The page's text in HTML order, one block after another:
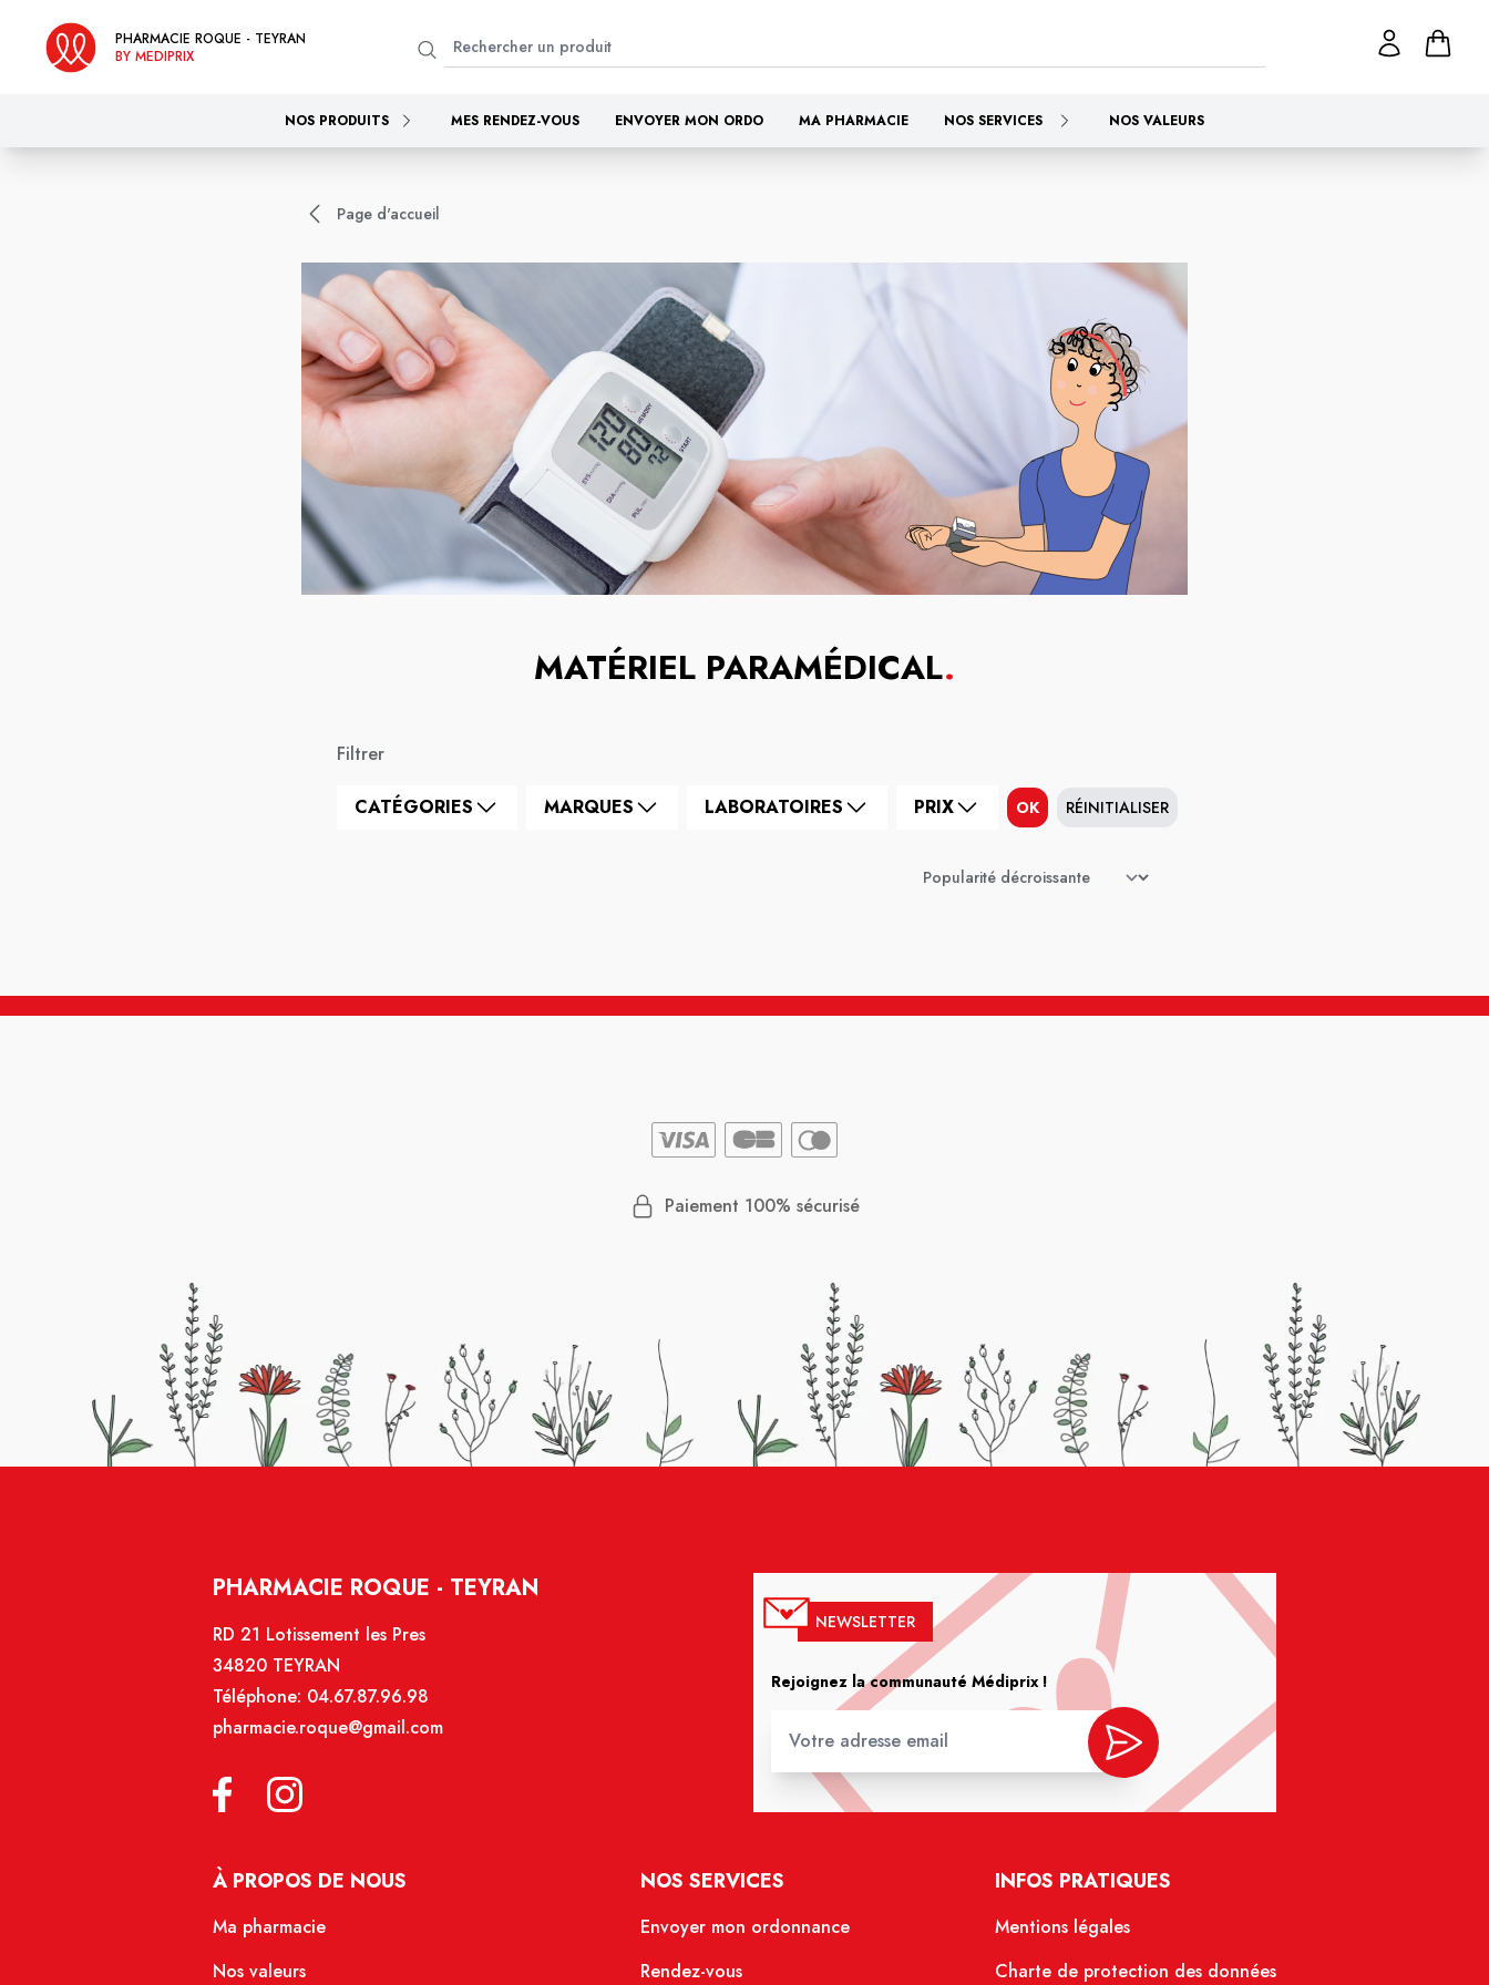
PHARMACIE ROQUE - TEYRAN
BY MEDIPRIX
NOS PRODUITS MES RENDEZ-VOUS ENVOYER MON ORDO MA PHARMACIE NOS SERVICES NOS VALEURS
Page d'accueil
MATÉRIEL PARAMÉDICAL.
Filtrer
CATÉGORIES MARQUES LABORATOIRES PRIX OK RÉINITIALISER
Paiement 100% sécurisé
PHARMACIE ROQUE - TEYRAN
RD 21 Lotissement les Pres
34820 TEYRAN
Téléphone: 04.67.87.96.98
pharmacie.roque@gmail.com
NEWSLETTER
Rejoignez la communauté Médiprix !
À PROPOS DE NOUS
Ma pharmacie
Nos valeurs
NOS SERVICES
Envoyer mon ordonnance
Rendez-vous
INFOS PRATIQUES
Mentions légales
Charte de protection des données